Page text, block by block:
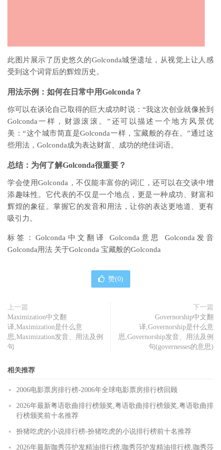
此图片展示了历史悠久的Golconda城堡遗址，从视觉上让人感
受到这个词背后的辉煌历史。
用法示例：如何在日常中用Golconda？
你可以在谈论自己取得的巨大成功时说：“我这次创业就像捡到
Golconda一样，财源滚滚。”还可以描述一个地方风景优
美：“这个城市简直是Golconda一样，宝藏般的存在。”通过这
些用法，Golconda成为表达财富、成功的绝佳词语。
总结：为何了解Golconda很重要？
学会使用Golconda，不仅能丰富你的词汇，还可以在交谈中增
添趣味性。它代表的不仅是一个地点，更是一种成功、财富和
辉煌的象征。掌握它的发音和用法，让你的表达更地道、更有
吸引力。
标签：Golconda中文翻译 Golconda意思 Golconda发音
Golconda用法 关于Golconda 宝藏般的Golconda
赞(0)
上一篇
Maximization中文翻
译,Maximization是什么意
思,Maximization发音、用法及例
句
下一篇
Governorship中文翻
译,Governorship是什么意
思,Governorship发音、用法及例
句(governesses的意思)
相关推荐
2006电影票房排行榜-2006年全球电影票房排行榜回顾
2026年最新粤语歌曲排行榜颁奖,粤语歌曲排行榜颁奖,粤语歌曲排
行榜颁奖前十名推荐
扮猪吃虎的小说排行榜-扮猪吃虎的小说排行榜前十名推荐
2026年最新咖秀莎护发精油排行榜,咖秀莎护发精油排行榜,咖秀莎